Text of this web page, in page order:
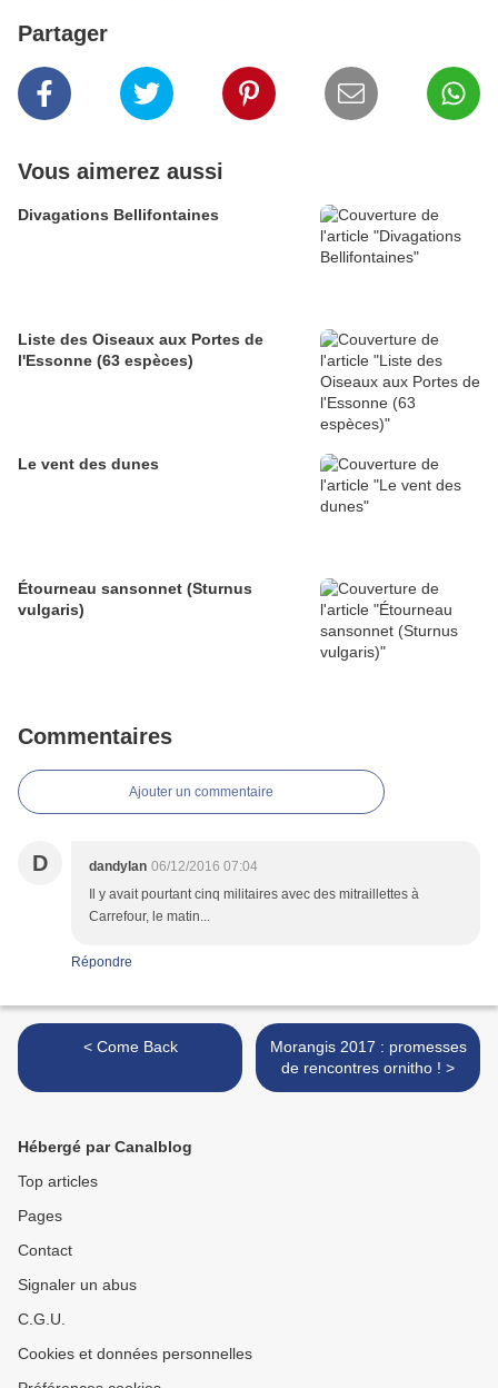
Partager
Vous aimerez aussi
Divagations Bellifontaines
Liste des Oiseaux aux Portes de
l'Essonne (63 espèces)
Le vent des dunes
Étourneau sansonnet (Sturnus
vulgaris)
Commentaires
Ajouter un commentaire
D dandylan 06/12/2016 07:04
Il y avait pourtant cinq militaires avec des mitraillettes à
Carrefour, le matin...
Répondre
< Come Back
Morangis 2017 : promesses
de rencontres ornitho ! >
Hébergé par Canalblog
Top articles
Pages
Contact
Signaler un abus
C.G.U.
Cookies et données personnelles